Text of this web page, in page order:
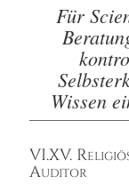
Für
Wissen
VI.XV.
Auditor